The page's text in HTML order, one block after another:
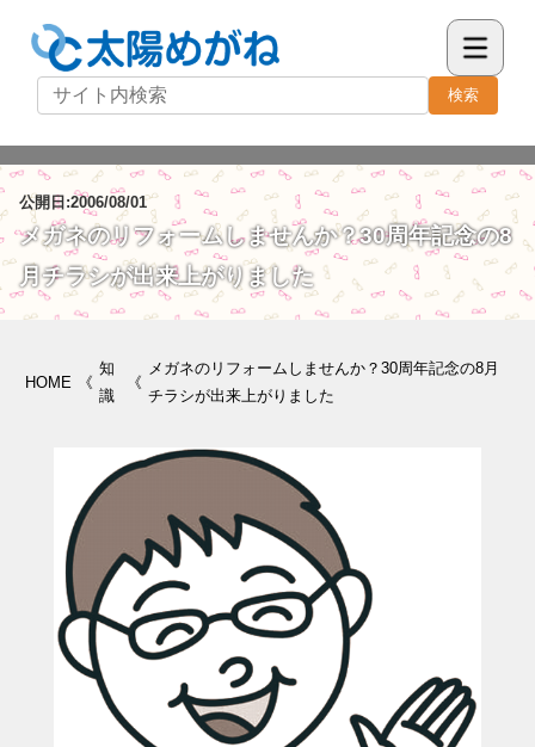
検索
公開日:2006/08/01
メガネのリフォームしませんか？30周年記念の8
月チラシが出来上がりました
HOME 《
知
識
《
メガネのリフォームしませんか？30周年記念の8月
チラシが出来上がりました